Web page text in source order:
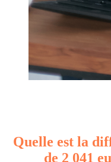
Quelle est la
de 2 041